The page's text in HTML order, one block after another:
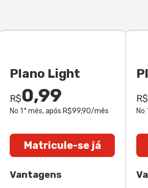
Plano Light
R$0,99
No 1° mês, após R$99,90/mês
Matricule-se já
Vantagens
R$
No